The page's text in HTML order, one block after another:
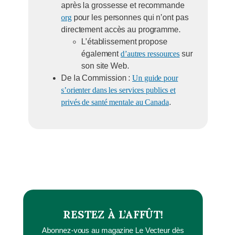
RESTEZ À L’AFFÛT!
Abonnez-vous au magazine Le Vecteur dès
après la grossesse et recommande
orgpour les personnes qui n’ont pas
directement accès au programme.
L’établissement propose
égalementd’autres ressources sur
son site Web.
De la Commission :Un guide pour
s’orienter dans les services publics et
privés de santé mentale au Canada.